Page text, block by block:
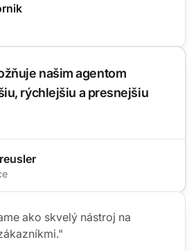
našim agentom
rýchlejšiu a presnejšiu
ako skvelý nástroj na